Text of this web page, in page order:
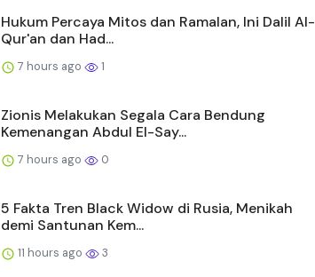
Hukum Percaya Mitos dan Ramalan, Ini Dalil Al-
Qur'an dan Had...
7 hours ago 1
Zionis Melakukan Segala Cara Bendung
Kemenangan Abdul El-Say...
7 hours ago 0
5 Fakta Tren Black Widow di Rusia, Menikah
demi Santunan Kem...
11 hours ago 3